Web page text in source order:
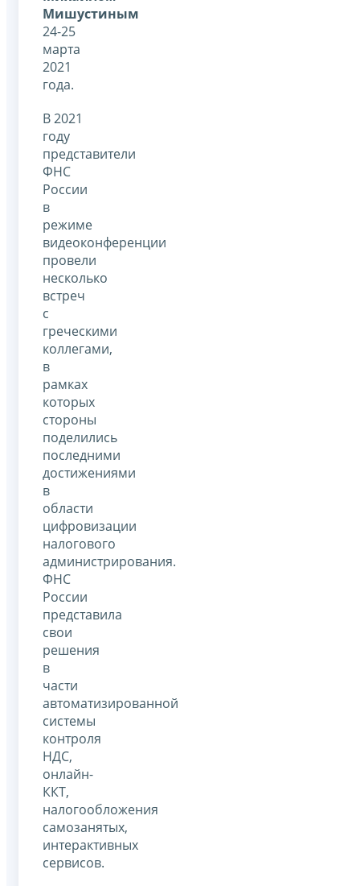
Мишустиным
24-25
марта
2021
года.
В 2021
году
представители
ФНС
России
в
режиме
видеоконференции
провели
несколько
встреч
с
греческими
коллегами,
в
рамках
которых
стороны
поделились
последними
достижениями
в
области
цифровизации
налогового
администрирования.
ФНС
России
представила
свои
решения
в
части
автоматизированной
системы
контроля
НДС,
онлайн-
ККТ,
налогообложения
самозанятых,
интерактивных
сервисов.